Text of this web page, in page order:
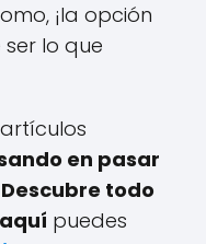
¡la opción
lo que
en pasar
todo
puedes